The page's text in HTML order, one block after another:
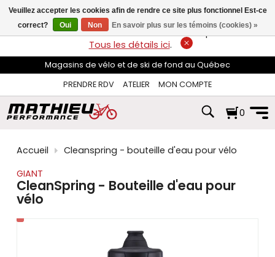
flèches
haut
et
pour
sélectionner
disponible.
Appuyez
pour
au
résultat
de
recherche
LIVRAISON GRATUITEsur les commandes de plus de 74$*.
Tous les détails ici.
Magasins de vélo et de ski de fond au Québec
PRENDRE RDV
ATELIER MON COMPTE
0
Accueil
Cleanspring - bouteille d'eau pour vélo
GIANT
CleanSpring - Bouteille d'eau pour
vélo
Veuillez accepter les cookies afin de rendre ce site plus fonctionnel Est-ce
correct?
Oui Non En savoir plus sur les témoins (cookies) »